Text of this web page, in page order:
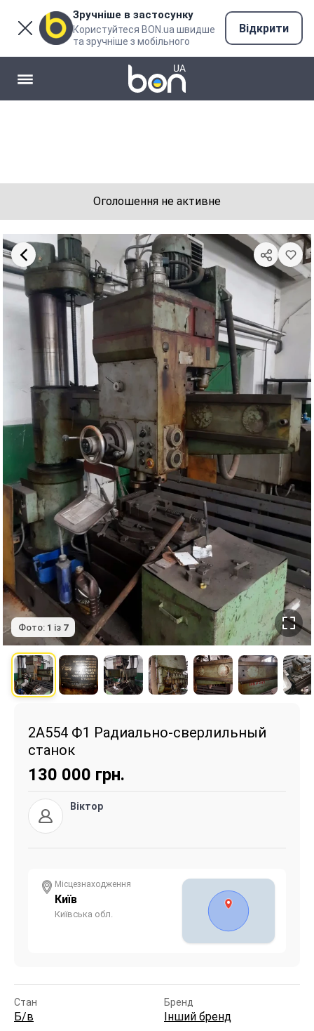
Зручніше в застосунку
Користуйтеся BON.ua швидше
та зручніше з мобільного
Відкрити
Оголошення не активне
Фото: 1 із 7
2А554 Ф1 Радиально-сверлильный
станок
130 000 грн.
Віктор
Місцезнаходження
Київ
Київська обл.
Стан
Б/в
Бренд
Інший бренд